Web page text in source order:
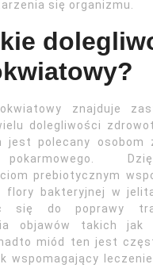
się organizmu.
znajduje
dolegliwości
jest polecany osobom
pokarmowego.
prebiotycznym
flory bakteryjnej w
się do poprawy
objawów takich jak
miód ten jest
wspomagający